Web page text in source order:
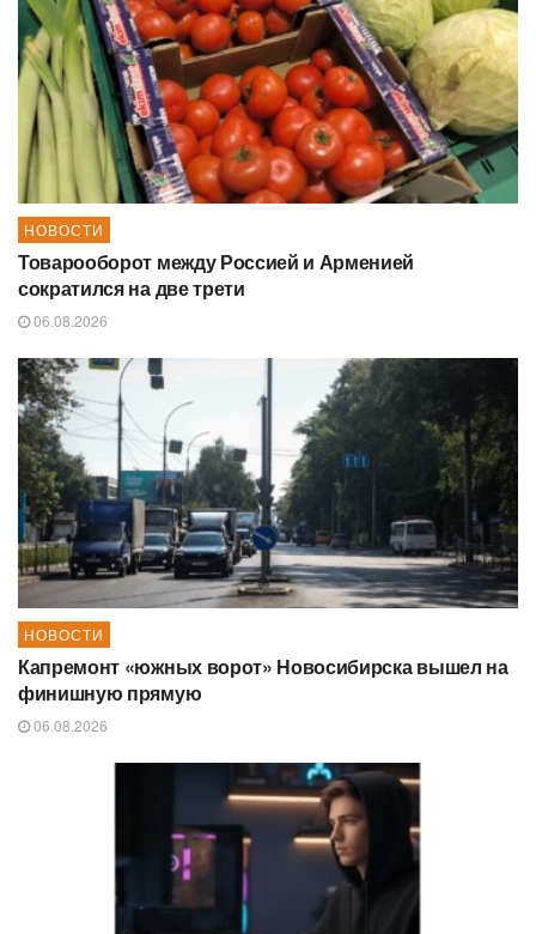
НОВОСТИ
Товарооборот между Россией и Арменией
сократился на две трети
06.08.2026
НОВОСТИ
Капремонт «южных ворот» Новосибирска вышел на
финишную прямую
06.08.2026